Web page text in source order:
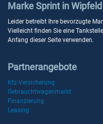
Marke Sprint in Wipfeld
Leider betreibt Ihre bevorzugte
Vielleicht finden Sie eine
Anfang dieser Seite verwenden.
Partnerangebote
Kfz-Versicherung
Gebrauchtwagenmarkt
Finanzierung
Leasing